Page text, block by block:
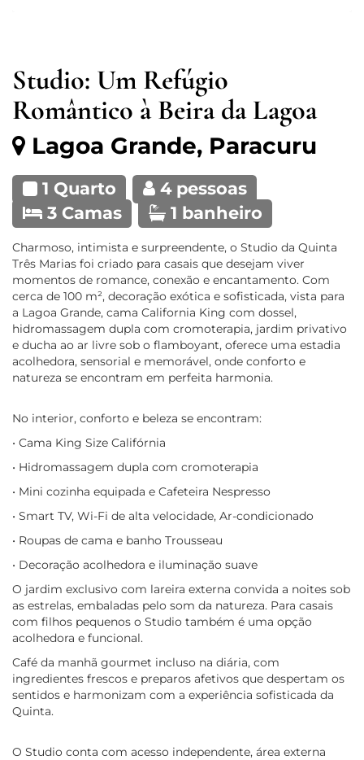
Studio: Um Refúgio
Romântico à Beira da Lagoa
Lagoa Grande, Paracuru
1 Quarto
4 pessoas
3 Camas
1 banheiro
Charmoso, intimista e surpreendente, o Studio da Quinta
Três Marias foi criado para casais que desejam viver
momentos de romance, conexão e encantamento. Com
cerca de 100 m², decoração exótica e sofisticada, vista para
a Lagoa Grande, cama California King com dossel,
hidromassagem dupla com cromoterapia, jardim privativo
e ducha ao ar livre sob o flamboyant, oferece uma estadia
acolhedora, sensorial e memorável, onde conforto e
natureza se encontram em perfeita harmonia.
No interior, conforto e beleza se encontram:
• Cama King Size Califórnia
• Hidromassagem dupla com cromoterapia
• Mini cozinha equipada e Cafeteira Nespresso
• Smart TV, Wi-Fi de alta velocidade, Ar-condicionado
• Roupas de cama e banho Trousseau
• Decoração acolhedora e iluminação suave
O jardim exclusivo com lareira externa convida a noites sob
as estrelas, embaladas pelo som da natureza. Para casais
com filhos pequenos o Studio também é uma opção
acolhedora e funcional.
Café da manhã gourmet incluso na diária, com
ingredientes frescos e preparos afetivos que despertam os
sentidos e harmonizam com a experiência sofisticada da
Quinta.
O Studio conta com acesso independente, área externa